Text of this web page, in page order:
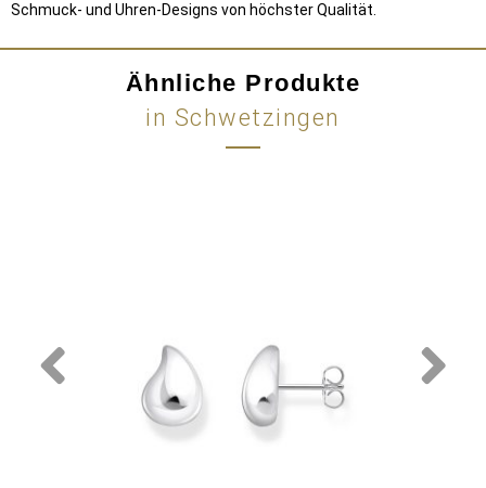
Schmuck- und Uhren-Designs von höchster Qualität.
Ähnliche Produkte
in Schwetzingen